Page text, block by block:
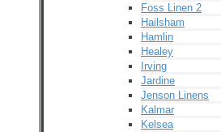
Foss Linen 2
Hailsham
Hamlin
Healey
Irving
Jardine
Jenson Linens
Kalmar
Kelsea